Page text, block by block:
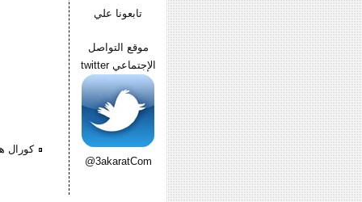
كورال
تابعونا علي
موقع التواصل
الإجتماعي twitter
@3akaratCom